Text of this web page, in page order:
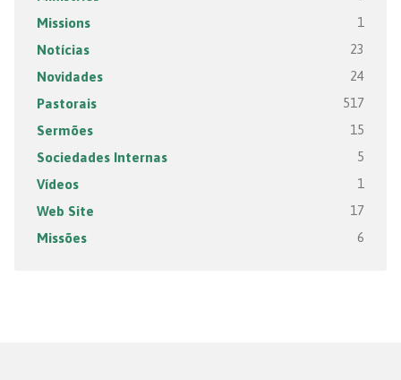
Missions 1
Notícias 23
Novidades 24
Pastorais 517
Sermões 15
Sociedades Internas 5
Vídeos 1
Web Site 17
Missões 6